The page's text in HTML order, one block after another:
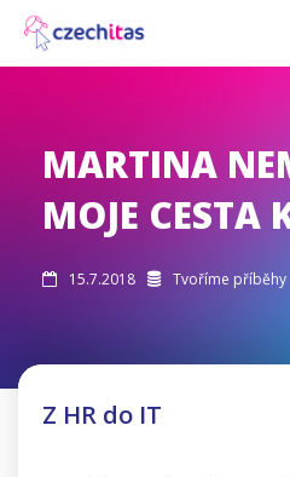
MARTINA
MOJE CESTA
 15.7.2018  Tvoříme příběhy
Z HR do IT